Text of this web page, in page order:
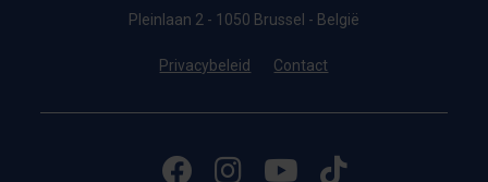
Pleinlaan 2 - 1050 Brussel - België
Privacybeleid Contact